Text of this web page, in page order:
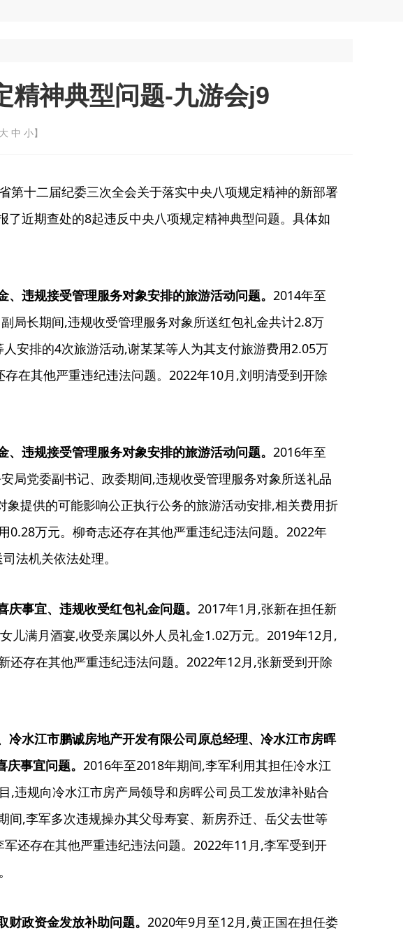
精神典型问题-九游会j9
大 中 小】
第十二届纪委三次全会关于落实中央八项规定精神的新部署
近期查处的8起违反中央八项规定精神典型问题。具体如
违规接受管理服务对象安排的旅游活动问题。 2014年至
局长期间,违规收受管理服务对象所送红包礼金共计2.8万
安排的4次旅游活动,谢某某等人为其支付旅游费用2.05万
在其他严重违纪违法问题。2022年10月,刘明清受到开除
违规接受管理服务对象安排的旅游活动问题。 2016年至
局党委副书记、政委期间,违规收受管理服务对象所送礼品
提供的可能影响公正执行公务的旅游活动安排,相关费用折
万元。柳奇志还存在其他严重违纪违法问题。2022年
法机关依法处理。
事宜、违规收受红包礼金问题。 2017年1月,张新在担任新
儿满月酒宴,收受亲属以外人员礼金1.02万元。2019年12月,
存在其他严重违纪违法问题。2022年12月,张新受到开除
水江市鹏诚房地产开发有限公司原总经理、冷水江市房晖
事宜问题。 2016年至2018年期间,李军利用其担任冷水江
,违规向冷水江市房产局领导和房晖公司员工发放津补贴合
,李军多次违规操办其父母寿宴、新房乔迁、岳父去世等
还存在其他严重违纪违法问题。2022年11月,李军受到开
政资金发放补助问题。 2020年9月至12月,黄正国在担任娄